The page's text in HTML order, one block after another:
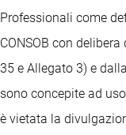
Professionali come
CONSOB con
35 e Allegato 3) e
sono concepite ad
è vietata la